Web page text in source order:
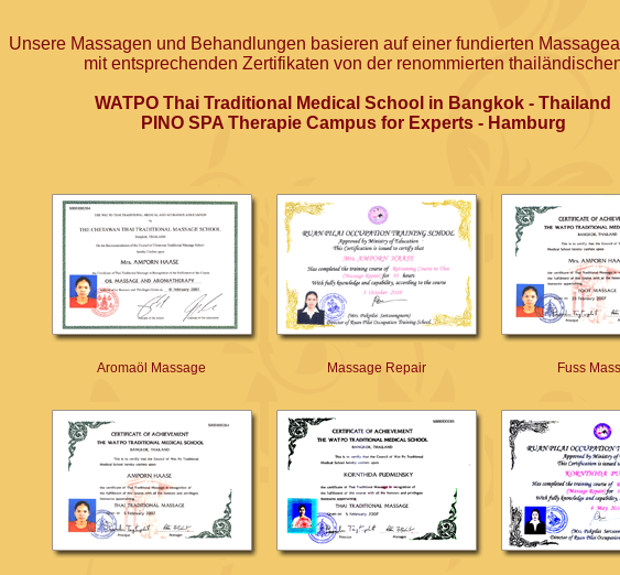
Unsere Massagen und Behandlungen basieren auf einer fundierten
mit entsprechenden Zertifikaten von der renommierten
WATPO Thai Traditional Medical School in Bangkok - Thailand
PINO SPA Therapie Campus for Experts - Hamburg
Aromaöl Massage Massage Repair Fuss